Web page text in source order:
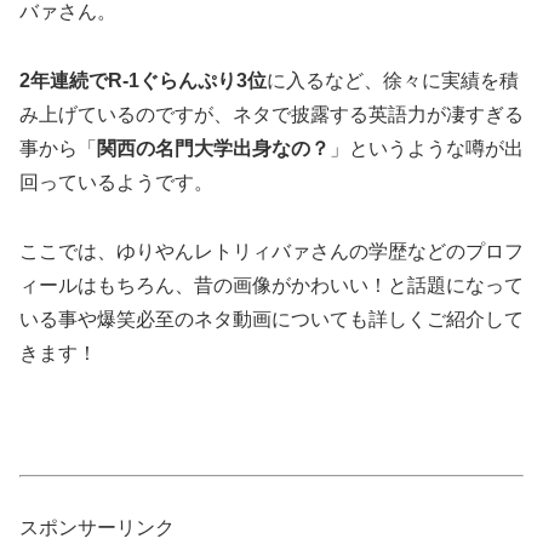
バァさん。
2年連続でR-1ぐらんぷり3位に入るなど、徐々に実績を積
み上げているのですが、ネタで披露する英語力が凄すぎる
事から「 関西の名門大学出身なの？ 」というような噂が出
回っているようです。
ここでは、ゆりやんレトリィバァさんの学歴などのプロフ
ィールはもちろん、昔の画像がかわいい！と話題になって
いる事や爆笑必至のネタ動画についても詳しくご紹介して
きます！
スポンサーリンク